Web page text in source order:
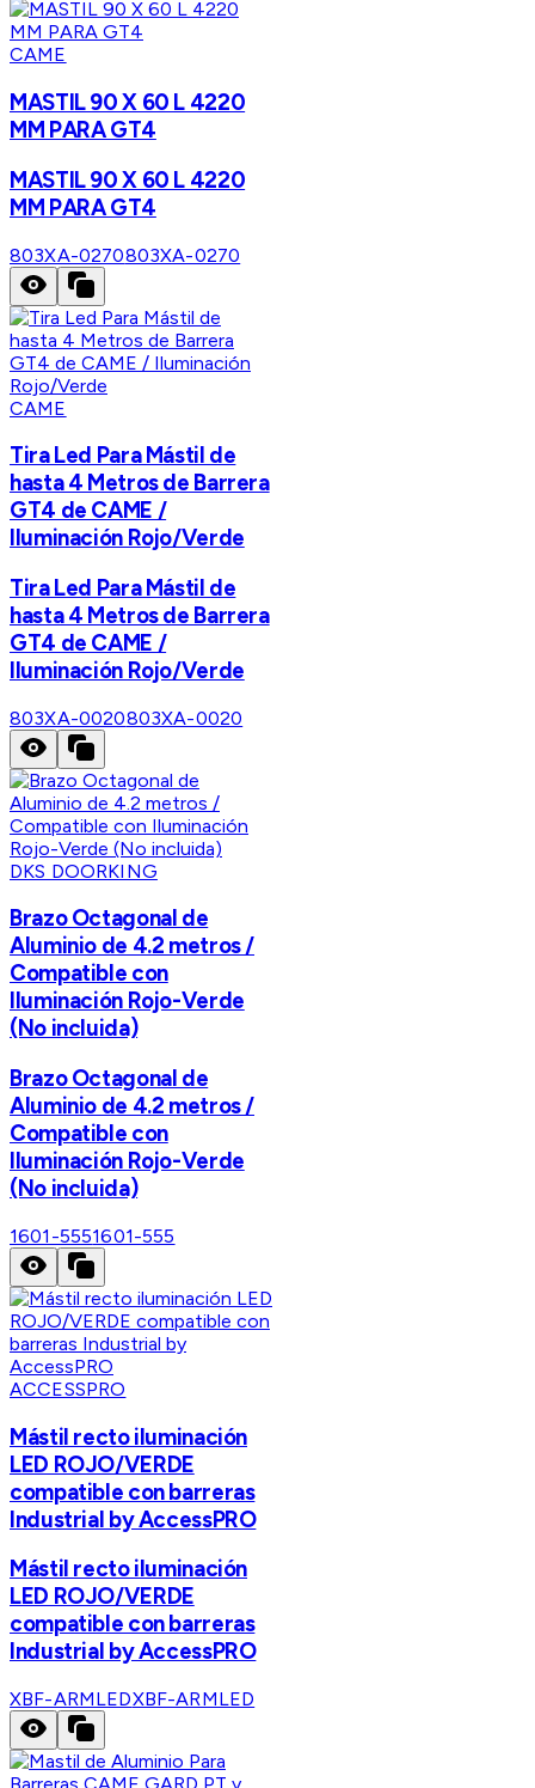
CAME
MASTIL 90 X 60 L 4220
MM PARA GT4
MASTIL 90 X 60 L 4220
MM PARA GT4
803XA-0270803XA-0270
CAME
Tira Led Para Mástil de
hasta 4 Metros de Barrera
GT4 de CAME /
Iluminación Rojo/Verde
Tira Led Para Mástil de
hasta 4 Metros de Barrera
GT4 de CAME /
Iluminación Rojo/Verde
803XA-0020803XA-0020
DKS DOORKING
Brazo Octagonal de
Aluminio de 4.2 metros /
Compatible con
Iluminación Rojo-Verde
(No incluida)
Brazo Octagonal de
Aluminio de 4.2 metros /
Compatible con
Iluminación Rojo-Verde
(No incluida)
1601-5551601-555
ACCESSPRO
Mástil recto iluminación
LED ROJO/VERDE
compatible con barreras
Industrial by AccessPRO
Mástil recto iluminación
LED ROJO/VERDE
compatible con barreras
Industrial by AccessPRO
XBF-ARMLEDXBF-ARMLED